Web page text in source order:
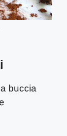
buccia